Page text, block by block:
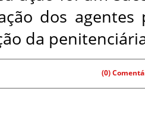
dos agentes
da
(0)